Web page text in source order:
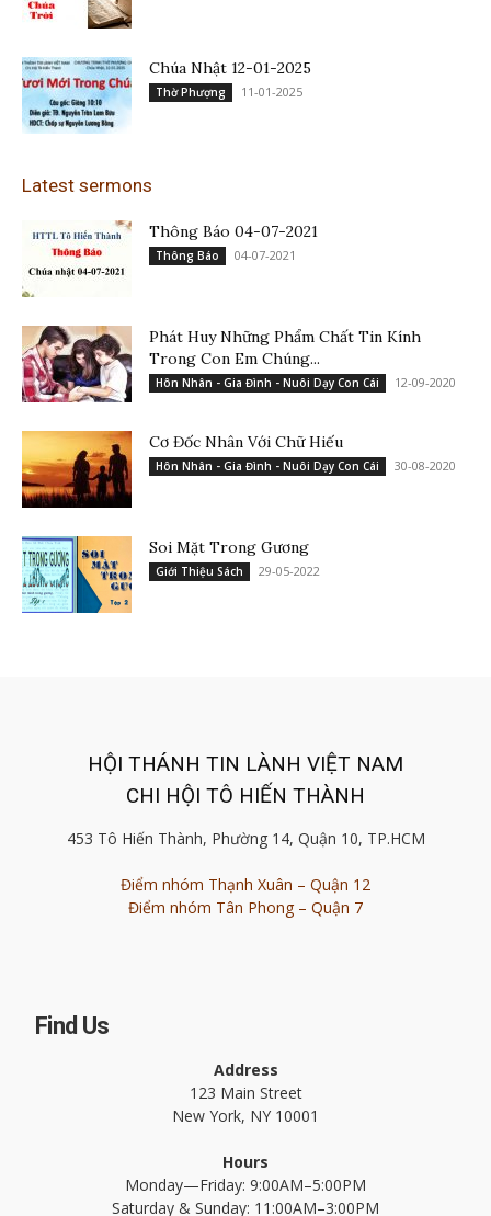
Chúa Nhật 12-01-2025
Thờ Phượng 11-01-2025
Latest sermons
Thông Báo 04-07-2021
Thông Báo 04-07-2021
Phát Huy Những Phẩm Chất Tin Kính
Trong Con Em Chúng...
Hôn Nhân - Gia Đình - Nuôi Dạy Con Cái 12-09-2020
Cơ Đốc Nhân Với Chữ Hiếu
Hôn Nhân - Gia Đình - Nuôi Dạy Con Cái 30-08-2020
Soi Mặt Trong Gương
Giới Thiệu Sách 29-05-2022
HỘI THÁNH TIN LÀNH VIỆT NAM
CHI HỘI TÔ HIẾN THÀNH
453 Tô Hiến Thành, Phường 14, Quận 10, TP.HCM
Điểm nhóm Thạnh Xuân – Quận 12
Điểm nhóm Tân Phong – Quận 7
Find Us
Address
123 Main Street
New York, NY 10001
Hours
Monday—Friday: 9:00AM–5:00PM
Saturday & Sunday: 11:00AM–3:00PM